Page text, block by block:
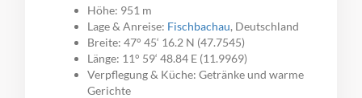
Höhe: 951 m
Lage & Anreise: Fischbachau, Deutschland
Breite: 47° 45‘ 16.2 N (47.7545)
Länge: 11° 59‘ 48.84 E (11.9969)
Verpflegung & Küche: Getränke und warme
Gerichte